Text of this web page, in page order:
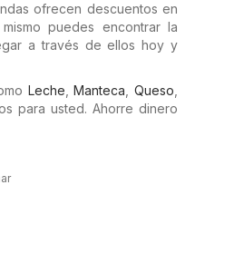
ofrecen descuentos en
puedes encontrar la
a través de ellos hoy y
Leche ,Manteca ,Queso
para usted. Ahorre dinero